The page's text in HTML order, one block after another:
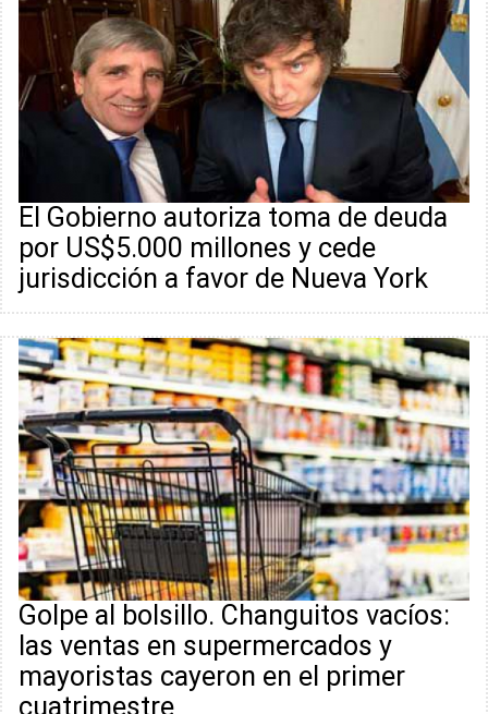
El Gobierno autoriza toma de deuda
por US$5.000 millones y cede
jurisdicción a favor de Nueva York
Golpe al bolsillo. Changuitos vacíos:
las ventas en supermercados y
mayoristas cayeron en el primer
cuatrimestre